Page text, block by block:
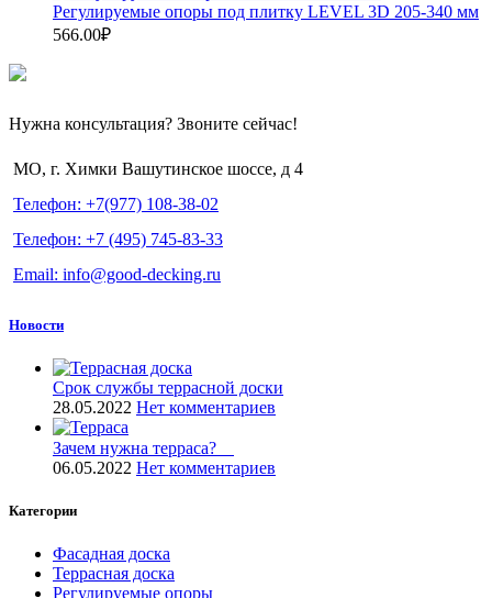
Регулируемые опоры под плитку LEVEL 3D 205-340 мм
566.00₽
Нужна консультация? Звоните сейчас!
МО, г. Химки Вашутинское шоссе, д 4
Телефон: +7(977) 108-38-02
Телефон: +7 (495) 745-83-33
Email: info@good-decking.ru
Новости
Срок службы террасной доски
28.05.2022 Нет комментариев
Зачем нужна терраса? ⠀
06.05.2022 Нет комментариев
Категории
Фасадная доска
Террасная доска
Регулируемые опоры